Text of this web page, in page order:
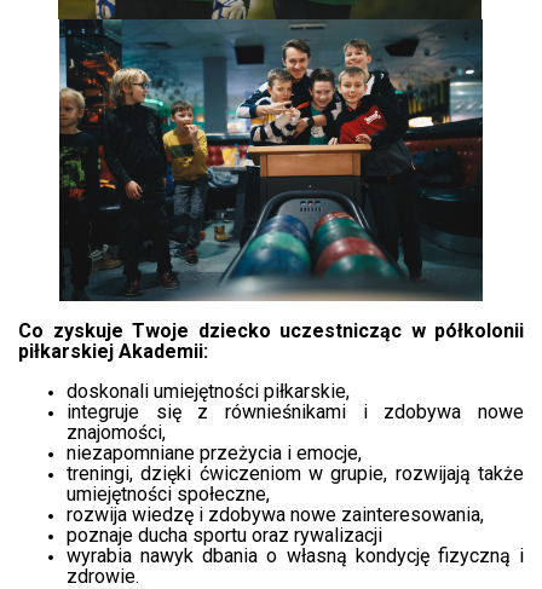
Co zyskuje Twoje dziecko uczestnicząc w półkolonii
piłkarskiej Akademii:
doskonali umiejętności piłkarskie,
integruje się z równieśnikami i zdobywa nowe
znajomości,
niezapomniane przeżycia i emocje,
treningi, dzięki ćwiczeniom w grupie, rozwijają także
umiejętności społeczne,
rozwija wiedzę i zdobywa nowe zainteresowania,
poznaje ducha sportu oraz rywalizacji
wyrabia nawyk dbania o własną kondycję fizyczną i
zdrowie.